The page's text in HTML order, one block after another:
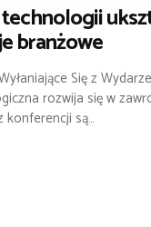
technologii
branżowe
Się z
rozwija się w
konferencji są…